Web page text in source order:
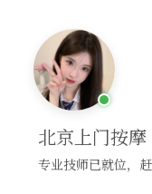
北京上门按摩